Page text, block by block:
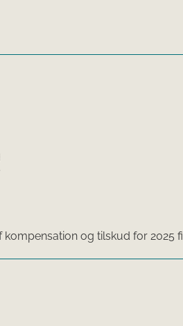
og tilskud for 2025